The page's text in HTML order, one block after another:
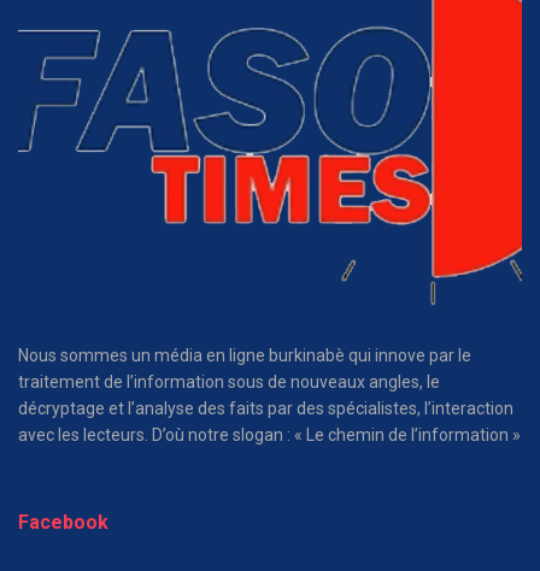
Nous sommes un média en ligne burkinabè qui innove par le
traitement de l’information sous de nouveaux angles, le
décryptage et l’analyse des faits par des spécialistes, l’interaction
avec les lecteurs. D’où notre slogan : « Le chemin de l’information »
Facebook